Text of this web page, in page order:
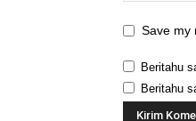
Save my
Beritahu
Beritahu